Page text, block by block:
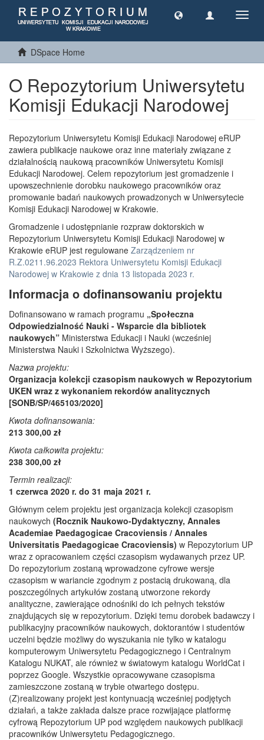
DSpace Home
O Repozytorium Uniwersytetu
Komisji Edukacji Narodowej
Repozytorium Uniwersytetu Komisji Edukacji Narodowej eRUP
zawiera publikacje naukowe oraz inne materiały związane z
działalnością naukową pracowników Uniwersytetu Komisji
Edukacji Narodowej. Celem repozytorium jest gromadzenie i
upowszechnienie dorobku naukowego pracowników oraz
promowanie badań naukowych prowadzonych w Uniwersytecie
Komisji Edukacji Narodowej w Krakowie.
Gromadzenie i udostępnianie rozpraw doktorskich w
Repozytorium Uniwersytetu Komisji Edukacji Narodowej w
Krakowie eRUP jest regulowane Zarządzeniem nr
R.Z.0211.96.2023 Rektora Uniwersytetu Komisji Edukacji
Narodowej w Krakowie z dnia 13 listopada 2023 r.
Informacja o dofinansowaniu projektu
Dofinansowano w ramach programu „Społeczna
Odpowiedzialność Nauki - Wsparcie dla bibliotek
naukowych” Ministerstwa Edukacji i Nauki (wcześniej
Ministerstwa Nauki i Szkolnictwa Wyższego).
Nazwa projektu:
Organizacja kolekcji czasopism naukowych w Repozytorium
UKEN wraz z wykonaniem rekordów analitycznych
[SONB/SP/465103/2020]
Kwota dofinansowania:
213 300,00 zł
Kwota całkowita projektu:
238 300,00 zł
Termin realizacji:
1 czerwca 2020 r. do 31 maja 2021 r.
Głównym celem projektu jest organizacja kolekcji czasopism
naukowych (Rocznik Naukowo-Dydaktyczny, Annales
Academiae Paedagogicae Cracoviensis / Annales
Universitatis Paedagogicae Cracoviensis) w Repozytorium UP
wraz z opracowaniem części czasopism wydawanych przez UP.
Do repozytorium zostaną wprowadzone cyfrowe wersje
czasopism w wariancie zgodnym z postacią drukowaną, dla
poszczególnych artykułów zostaną utworzone rekordy
analityczne, zawierające odnośniki do ich pełnych tekstów
znajdujących się w repozytorium. Dzięki temu dorobek badawczy i
publikacyjny pracowników naukowych, doktorantów i studentów
uczelni będzie możliwy do wyszukania nie tylko w katalogu
komputerowym Uniwersytetu Pedagogicznego i Centralnym
Katalogu NUKAT, ale również w światowym katalogu WorldCat i
poprzez Google. Wszystkie opracowywane czasopisma
zamieszczone zostaną w trybie otwartego dostępu.
(Z)realizowany projekt jest kontynuacją wcześniej podjętych
działań, a także zakłada dalsze prace rozwijające platformę
cyfrową Repozytorium UP pod względem naukowych publikacji
pracowników Uniwersytetu Pedagogicznego.